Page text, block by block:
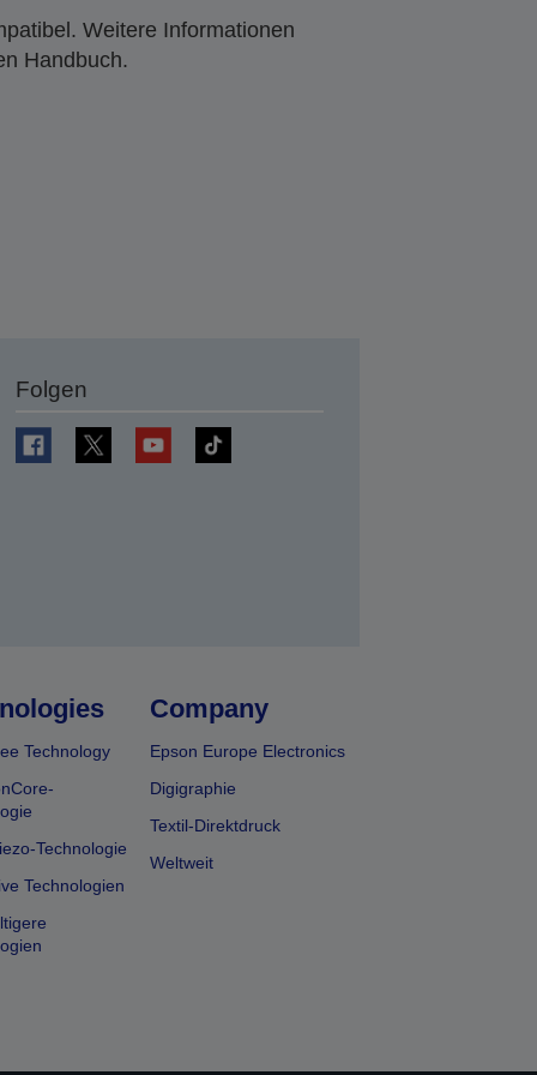
Weitere Informationen
Handbuch.
Folgen
Technology
Technologie
Technologien
Company
Epson Europe Electronics
Digigraphie
Textil-Direktdruck
Weltweit